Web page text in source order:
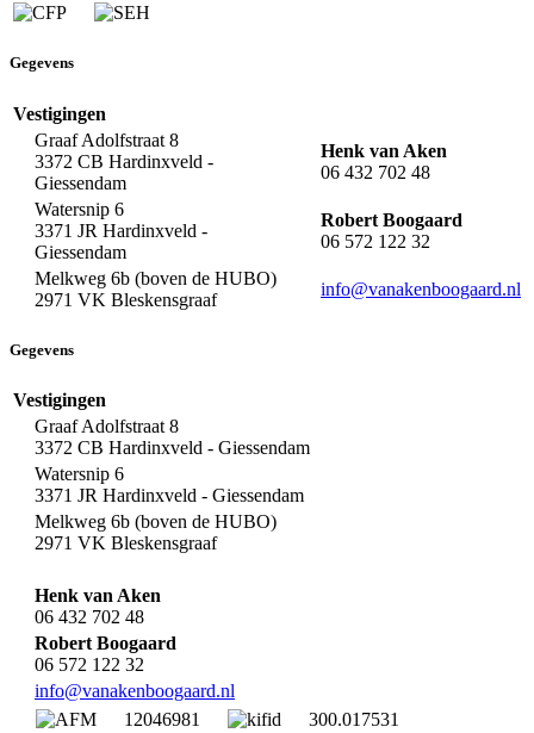
Gegevens
Vestigingen
Graaf Adolfstraat 8
3372 CB Hardinxveld -
Giessendam
Henk van Aken
06 432 702 48
Watersnip 6
3371 JR Hardinxveld -
Giessendam
Robert Boogaard
06 572 122 32
Melkweg 6b (boven de HUBO)
2971 VK Bleskensgraaf
info@vanakenboogaard.nl
Gegevens
Vestigingen
Graaf Adolfstraat 8
3372 CB Hardinxveld - Giessendam
Watersnip 6
3371 JR Hardinxveld - Giessendam
Melkweg 6b (boven de HUBO)
2971 VK Bleskensgraaf
Henk van Aken
06 432 702 48
Robert Boogaard
06 572 122 32
info@vanakenboogaard.nl
12046981
300.017531